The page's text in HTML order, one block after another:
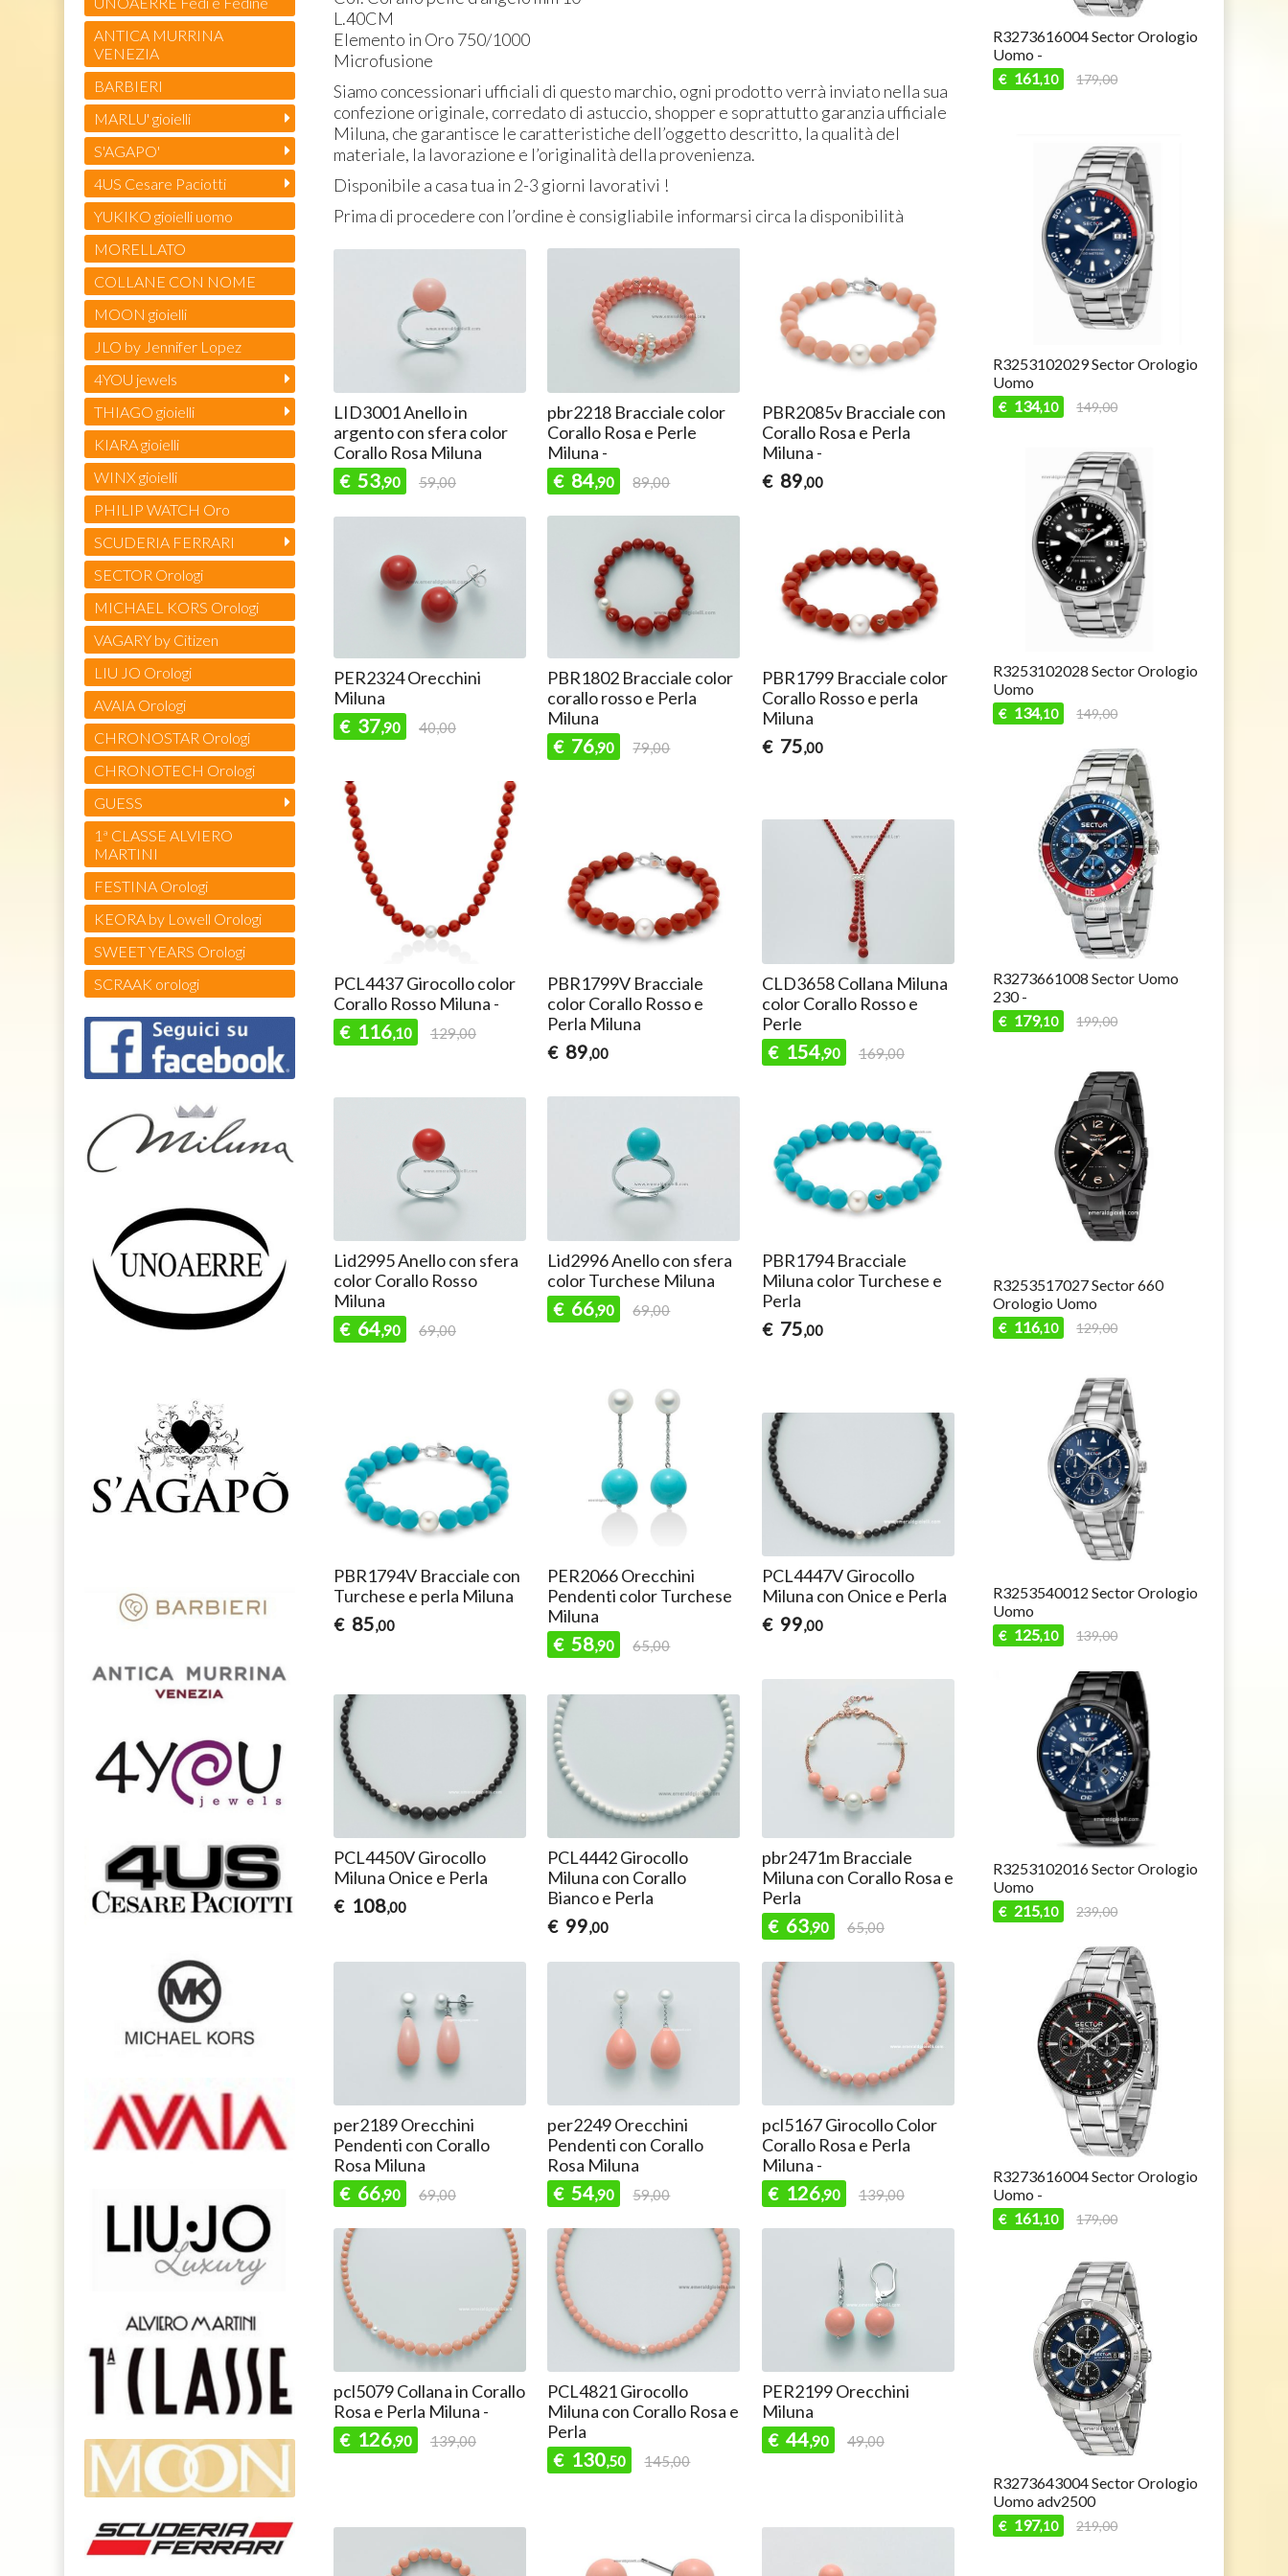
L.40CM
Elemento in Oro 750/1000
Microfusione
Siamo concessionari ufficiali di questo marchio, ogni prodotto verrà inviato nella sua
confezione originale, corredato di astuccio, shopper e soprattutto garanzia ufficiale
Miluna, che garantisce le caratteristiche dell’oggetto descritto, la qualità del
materiale, la lavorazione e l’originalità della provenienza.
Disponibile a casa tua in 2-3 giorni lavorativi !
Prima di procedere con l’ordine è consigliabile informarsi circa la disponibilità
LID3001 Anello in
argento con sfera color
Corallo Rosa Miluna
€ 53,90 59,00
pbr2218 Bracciale color
Corallo Rosa e Perle
Miluna -
€ 84,90 89,00
PBR2085v Bracciale con
Corallo Rosa e Perla
Miluna -
€ 89,00
PER2324 Orecchini
Miluna
€ 37,90 40,00
PBR1802 Bracciale color
corallo rosso e Perla
Miluna
€ 76,90 79,00
PBR1799 Bracciale color
Corallo Rosso e perla
Miluna
€ 75,00
PCL4437 Girocollo color
Corallo Rosso Miluna -
€ 116,10 129,00
PBR1799V Bracciale
color Corallo Rosso e
Perla Miluna
€ 89,00
CLD3658 Collana Miluna
color Corallo Rosso e
Perle
€ 154,90 169,00
Lid2995 Anello con sfera
color Corallo Rosso
Miluna
€ 64,90 69,00
Lid2996 Anello con sfera
color Turchese Miluna
€ 66,90 69,00
PBR1794 Bracciale
Miluna color Turchese e
Perla
€ 75,00
PBR1794V Bracciale con
Turchese e perla Miluna
€ 85,00
PER2066 Orecchini
Pendenti color Turchese
Miluna
€ 58,90 65,00
PCL4447V Girocollo
Miluna con Onice e Perla
€ 99,00
PCL4450V Girocollo
Miluna Onice e Perla
€ 108,00
PCL4442 Girocollo
Miluna con Corallo
Bianco e Perla
€ 99,00
pbr2471m Bracciale
Miluna con Corallo Rosa e
Perla
€ 63,90 65,00
per2189 Orecchini
Pendenti con Corallo
Rosa Miluna
€ 66,90 69,00
per2249 Orecchini
Pendenti con Corallo
Rosa Miluna
€ 54,90 59,00
pcl5167 Girocollo Color
Corallo Rosa e Perla
Miluna -
€ 126,90 139,00
pcl5079 Collana in Corallo
Rosa e Perla Miluna -
€ 126,90 139,00
PCL4821 Girocollo
Miluna con Corallo Rosa e
Perla
€ 130,50 145,00
PER2199 Orecchini
Miluna
€ 44,90 49,00
ANTICA MURRINA
VENEZIA
BARBIERI
MARLU' gioielli
S'AGAPO'
4US Cesare Paciotti
YUKIKO gioielli uomo
MORELLATO
COLLANE CON NOME
MOON gioielli
JLO by Jennifer Lopez
4YOU jewels
THIAGO gioielli
KIARA gioielli
WINX gioielli
PHILIP WATCH Oro
SCUDERIA FERRARI
SECTOR Orologi
MICHAEL KORS Orologi
VAGARY by Citizen
LIU JO Orologi
AVAIA Orologi
CHRONOSTAR Orologi
CHRONOTECH Orologi
GUESS
1ª CLASSE ALVIERO
MARTINI
FESTINA Orologi
KEORA by Lowell Orologi
SWEET YEARS Orologi
SCRAAK orologi
T4RB443 Orologio Uomo
Cesare Paciotti
R3273643007 Sector Orologio
Uomo adv2500
€ 242,10 269,00
R3253102029 Sector Orologio
Uomo
€ 134,10 149,00
R3253102028 Sector Orologio
Uomo
€ 134,10 149,00
R3273661008 Sector Uomo
230 -
€ 179,10 199,00
R3253517027 Sector 660
Orologio Uomo
€ 116,10 129,00
R3253540012 Sector Orologio
Uomo
€ 125,10 139,00
R3253102016 Sector Orologio
Uomo
€ 215,10 239,00
R3273616004 Sector Orologio
Uomo -
€ 161,10 179,00
R3273643004 Sector Orologio
Uomo adv2500
€ 197,10 219,00